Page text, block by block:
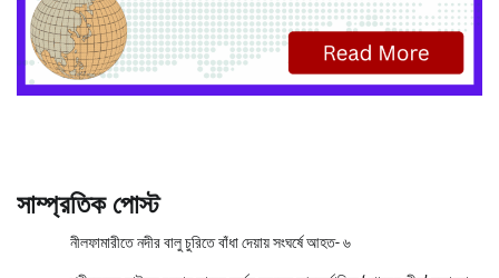
সাম্প্রতিক পোস্ট
নীলফামারীতে নদীর বালু চুরিতে বাঁধা দেয়ায় সংঘর্ষে আহত- ৬